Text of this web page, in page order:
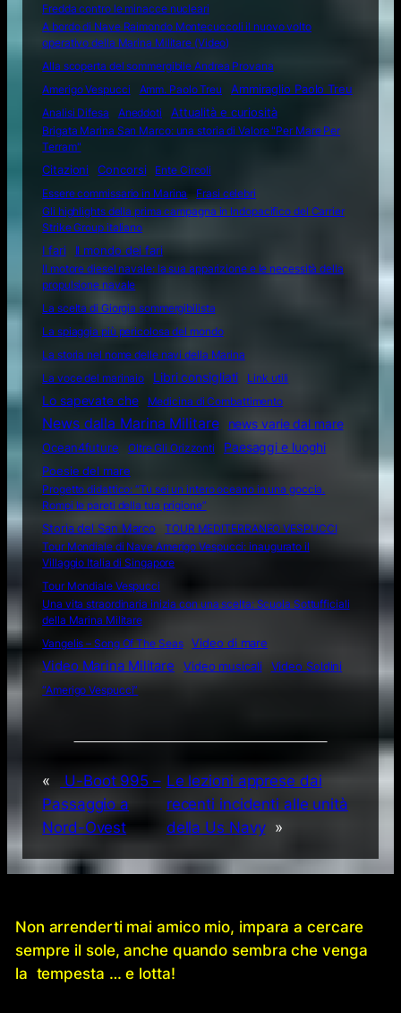
Fredda contro le minacce nucleari
A bordo di Nave Raimondo Montecuccoli il nuovo volto
operativo della Marina Militare (Video)
Alla scoperta del sommergibile Andrea Provana
Amerigo Vespucci
Amm. Paolo Treu
Ammiraglio Paolo Treu
Analisi Difesa
Aneddoti Attualità e curiosità
Brigata Marina San Marco: una storia di Valore "Per Mare Per
Terram"
Citazioni
Concorsi
Ente Circoli
Essere commissario in Marina
Frasi celebri
Gli highlights della prima campagna in Indopacifico del Carrier
Strike Group italiano
I fari
Il mondo dei fari
Il motore diesel navale: la sua apparizione e le necessità della
propulsione navale
La scelta di Giorgia sommergibilista
La spiaggia più pericolosa del mondo
La storia nel nome delle navi della Marina
La voce del marinaio
Libri consigliati Link utili
Lo sapevate che Medicina di Combattimento
News dalla Marina Militare
news varie dal mare
Ocean4future
Oltre Gli Orizzonti
Paesaggi e luoghi
Poesie del mare
Progetto didattico: “Tu sei un intero oceano in una goccia.
Rompi le pareti della tua prigione”
Storia del San Marco
TOUR MEDITERRANEO VESPUCCI
Tour Mondiale di Nave Amerigo Vespucci: inaugurato il
Villaggio Italia di Singapore
Tour Mondiale Vespucci
Una vita straordinaria inizia con una scelta: Scuola Sottufficiali
della Marina Militare
Vangelis – Song Of The Seas
Video di mare
Video Marina Militare Video musicali
Video Soldini
“Amerigo Vespucci”
«
U-Boot 995 –
Passaggio a
Nord-Ovest
Le lezioni apprese dai
recenti incidenti alle unità
della Us Navy »
Non arrenderti mai amico mio, impara a cercare
sempre il sole, anche quando sembra che venga
la tempesta … e lotta!